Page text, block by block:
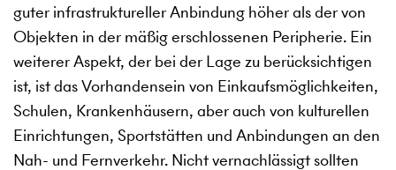
guter infrastruktureller Anbindung höher als der von
Objekten in der mäßig erschlossenen Peripherie. Ein
weiterer Aspekt, der bei der Lage zu berücksichtigen
ist, ist das Vorhandensein von Einkaufsmöglichkeiten,
Schulen, Krankenhäusern, aber auch von kulturellen
Einrichtungen, Sportstätten und Anbindungen an den
Nah- und Fernverkehr. Nicht vernachlässigt sollten